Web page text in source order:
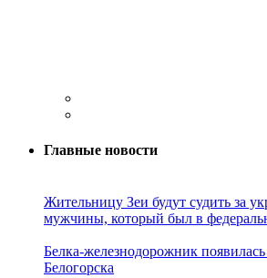
Главные новости
Жительницу Зеи будут судить за
мужчины, который был в
Белка-железнодорожник появилась
Белогорска